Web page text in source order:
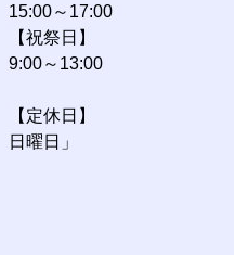
15:00～17:00
【祝祭日】
9:00～13:00
【定休日】
日曜日」